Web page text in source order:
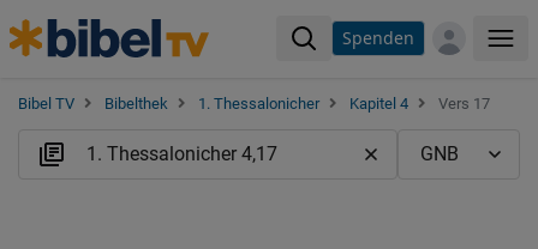
Spenden
Bibel TV Bibelthek 1. Thessalonicher Kapitel 4 Vers 17